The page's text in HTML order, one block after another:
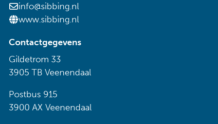
info@sibbing.nl
www.sibbing.nl
Contactgegevens
Gildetrom 33
3905 TB Veenendaal
Postbus 915
3900 AX Veenendaal